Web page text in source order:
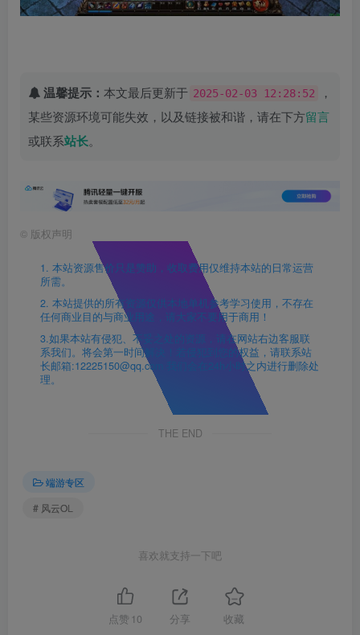
温馨提示： 本文最后更新于 2025-02-03 12:28:52
，
某些资源环境可能失效，以及链接被和谐，请在下方留言
或联系站长。
© 版权声明
1. 本站资源售价只是赞助，收取费用仅维持本站的日常运营
所需。
2. 本站提供的所有资源仅供本地单机参考学习使用，不存在
任何商业目的与商业用途，请大家不要用于商用！
3.如果本站有侵犯、不妥之处的资源，请在网站右边客服联
系我们。将会第一时间解决！若侵犯到您的权益，请联系站
长邮箱:12225150@qq.com 我们会在24h小时之内进行删除处
理。
THE END
端游专区
# 风云OL
喜欢就支持一下吧
点赞 10 分享 收藏